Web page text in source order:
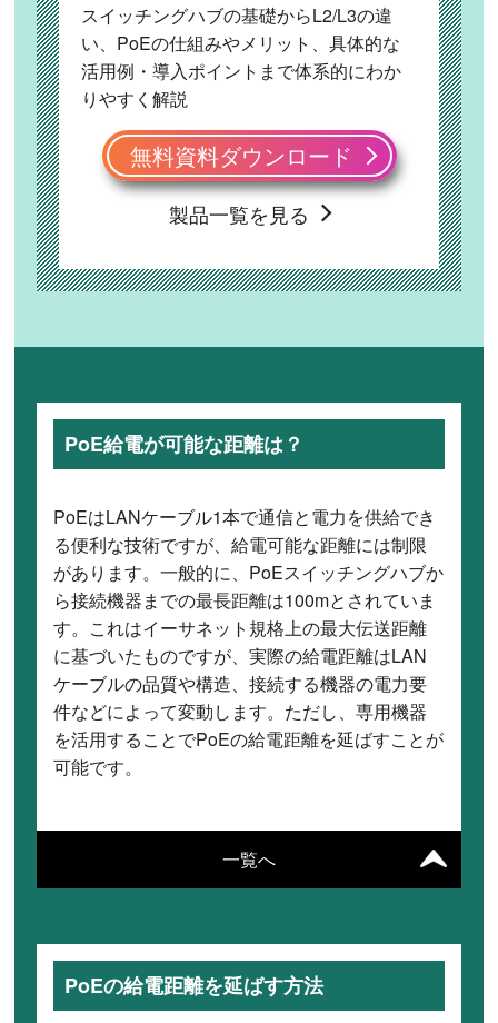
スイッチングハブの基礎からL2/L3の違
い、PoEの仕組みやメリット、具体的な
活用例・導入ポイントまで体系的にわか
りやすく解説
無料資料ダウンロード
製品一覧を見る
一覧へ
PoE給電が可能な距離は？
PoEはLANケーブル1本で通信と電力を供給でき
る便利な技術ですが、給電可能な距離には制限
があります。一般的に、PoEスイッチングハブか
ら接続機器までの最長距離は100mとされていま
す。これはイーサネット規格上の最大伝送距離
に基づいたものですが、実際の給電距離はLAN
ケーブルの品質や構造、接続する機器の電力要
件などによって変動します。ただし、専用機器
を活用することでPoEの給電距離を延ばすことが
可能です。
PoEの給電距離を延ばす方法